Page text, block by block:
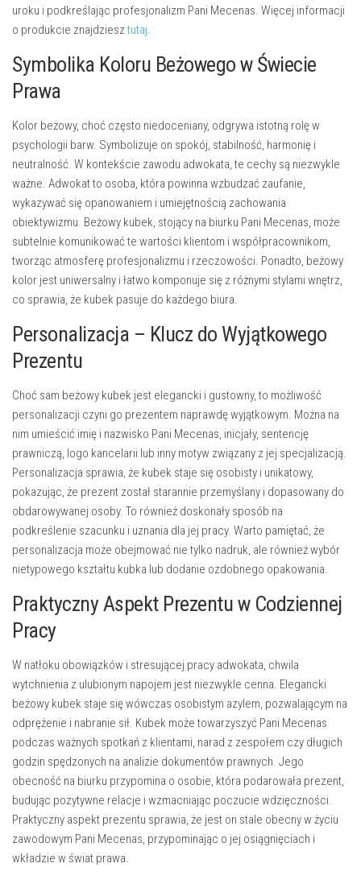
uroku i podkreślając profesjonalizm Pani Mecenas. Więcej informacji
o produkcie znajdziesztutaj.
Symbolika Koloru Beżowego w Świecie
Prawa
Kolor beżowy, choć często niedoceniany, odgrywa istotną rolę w
psychologii barw. Symbolizuje on spokój, stabilność, harmonię i
neutralność. W kontekście zawodu adwokata, te cechy są niezwykle
ważne. Adwokat to osoba, która powinna wzbudzać zaufanie,
wykazywać się opanowaniem i umiejętnością zachowania
obiektywizmu. Beżowy kubek, stojący na biurku Pani Mecenas, może
subtelnie komunikować te wartości klientom i współpracownikom,
tworząc atmosferę profesjonalizmu i rzeczowości. Ponadto, beżowy
kolor jest uniwersalny i łatwo komponuje się z różnymi stylami wnętrz,
co sprawia, że kubek pasuje do każdego biura.
Personalizacja – Klucz do Wyjątkowego
Prezentu
Choć sam beżowy kubek jest elegancki i gustowny, to możliwość
personalizacji czyni go prezentem naprawdę wyjątkowym. Można na
nim umieścić imię i nazwisko Pani Mecenas, inicjały, sentencję
prawniczą, logo kancelarii lub inny motyw związany z jej specjalizacją.
Personalizacja sprawia, że kubek staje się osobisty i unikatowy,
pokazując, że prezent został starannie przemyślany i dopasowany do
obdarowywanej osoby. To również doskonały sposób na
podkreślenie szacunku i uznania dla jej pracy. Warto pamiętać, że
personalizacja może obejmować nie tylko nadruk, ale również wybór
nietypowego kształtu kubka lub dodanie ozdobnego opakowania.
Praktyczny Aspekt Prezentu w Codziennej
Pracy
W natłoku obowiązków i stresującej pracy adwokata, chwila
wytchnienia z ulubionym napojem jest niezwykle cenna. Elegancki
beżowy kubek staje się wówczas osobistym azylem, pozwalającym na
odprężenie i nabranie sił. Kubek może towarzyszyć Pani Mecenas
podczas ważnych spotkań z klientami, narad z zespołem czy długich
godzin spędzonych na analizie dokumentów prawnych. Jego
obecność na biurku przypomina o osobie, która podarowała prezent,
budując pozytywne relacje i wzmacniając poczucie wdzięczności.
Praktyczny aspekt prezentu sprawia, że jest on stale obecny w życiu
zawodowym Pani Mecenas, przypominając o jej osiągnięciach i
wkładzie w świat prawa.